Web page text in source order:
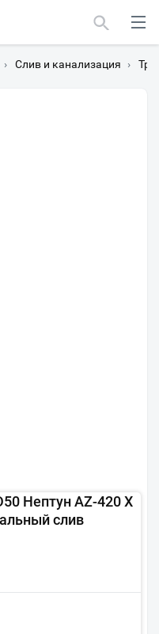
› Слив и канализация ›
Нептун AZ-420 X
слив